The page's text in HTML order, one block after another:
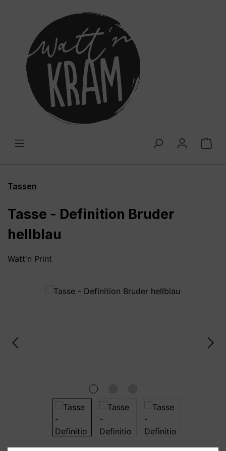
Tassen
Tasse - Definition Bruder
hellblau
Watt'n Print
Bildergalerie überspringen